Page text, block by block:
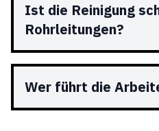
Ist die Reinigung
Rohrleitungen?
Wer führt die